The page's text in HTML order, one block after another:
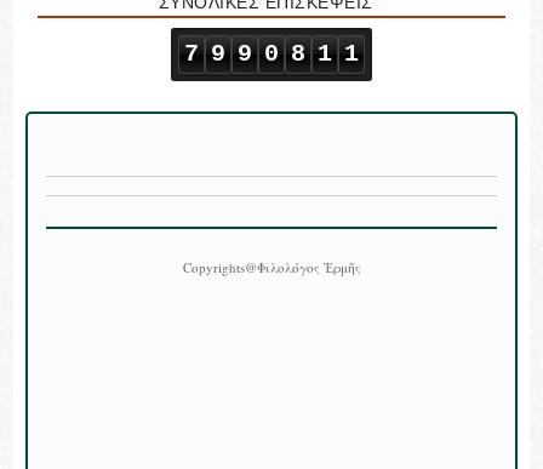
7 9 9 0 8 1 1
Copyrights@Φιλολόγος Ἑρμῆς